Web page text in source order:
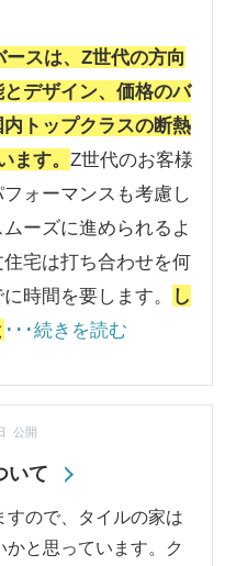
スは、Z世代の方向
デザイン、価格のバ
トップクラスの断熱
ます。Z世代のお客様
ォーマンスも考慮し
ーズに進められるよ
宅は打ち合わせを何
時間を要します。
し
･･･続きを読む
いて
公開
ので、タイルの家は
と思っています。ク